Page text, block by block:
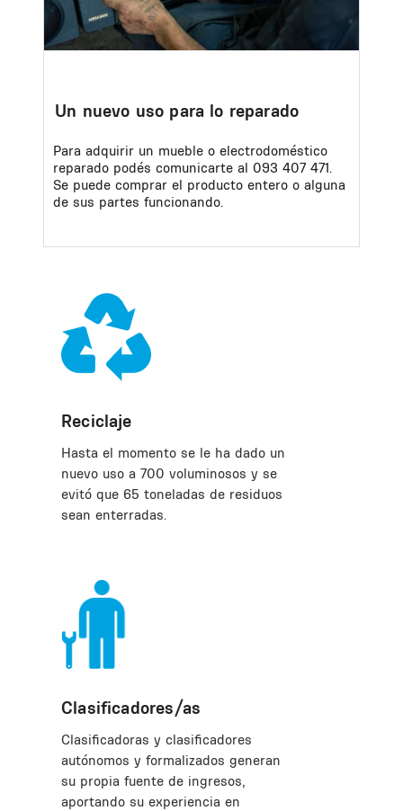
Un nuevo uso para lo reparado
Para adquirir un mueble o electrodoméstico
reparado podés comunicarte al 093 407 471.
Se puede comprar el producto entero o alguna
de sus partes funcionando.
Reciclaje
Hasta el momento se le ha dado un
nuevo uso a 700 voluminosos y se
evitó que 65 toneladas de residuos
sean enterradas.
Clasificadores/as
Clasificadoras y clasificadores
autónomos y formalizados generan
su propia fuente de ingresos,
aportando su experiencia en